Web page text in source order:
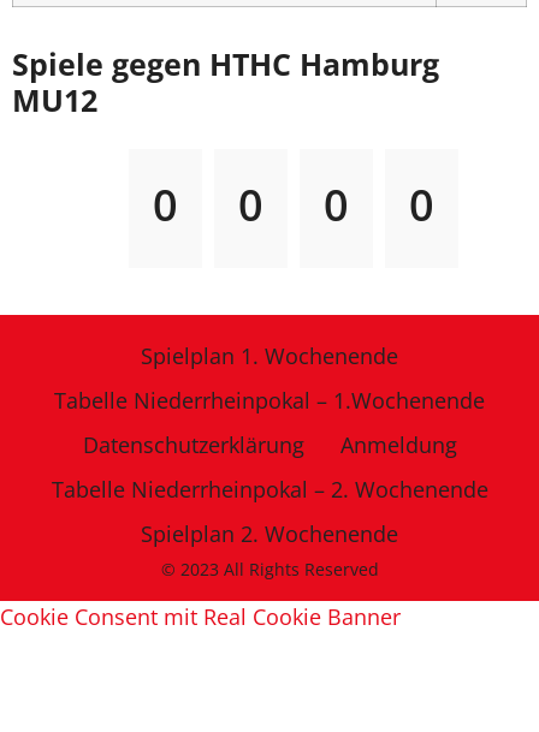
Spiele gegen HTHC Hamburg
MU12
0 0 0 0
Spielplan 1. Wochenende
Tabelle Niederrheinpokal – 1.Wochenende
Datenschutzerklärung
Anmeldung
Tabelle Niederrheinpokal – 2. Wochenende
Spielplan 2. Wochenende
© 2023 All Rights Reserved
Cookie Consent mit Real Cookie Banner